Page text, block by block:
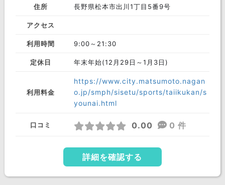
住所 長野県松本市出川1丁目5番9号
アクセス
利用時間 9:00～21:30
定休日 年末年始(12月29日～1月3日)
利用料金
https://www.city.matsumoto.nagan
o.jp/smph/sisetu/sports/taiikukan/s
younai.html
口コミ 0.00 0 件
詳細を確認する